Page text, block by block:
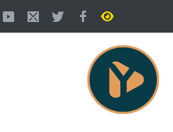
پدیده‌ای عجیب در قطب جنوب؛ پنگوئنی که
می‌خوابد
محمدباقر قالیباف، رئیس مجلس ایران، با
دونالد ترمپ اعلام کرد که واشنگتن
آتش‌بس»، روند گفتگوها را از مسیر